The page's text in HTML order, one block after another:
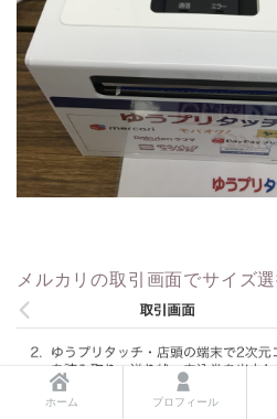
メルカリの取引画面でサイズ選
ホーム プロフィール